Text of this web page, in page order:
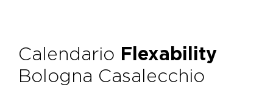
Calendario Flexability
Bologna Casalecchio